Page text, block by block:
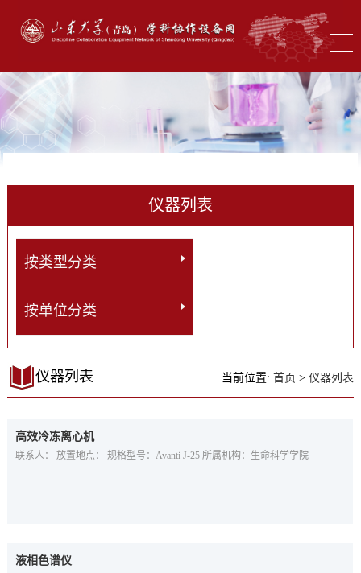
仪器列表
按类型分类
按单位分类
仪器列表 当前位置:首页 >仪器列表
高效冷冻离心机
联系人： 放置地点： 规格型号：Avanti J-25 所属机构：生命科学学院
液相色谱仪